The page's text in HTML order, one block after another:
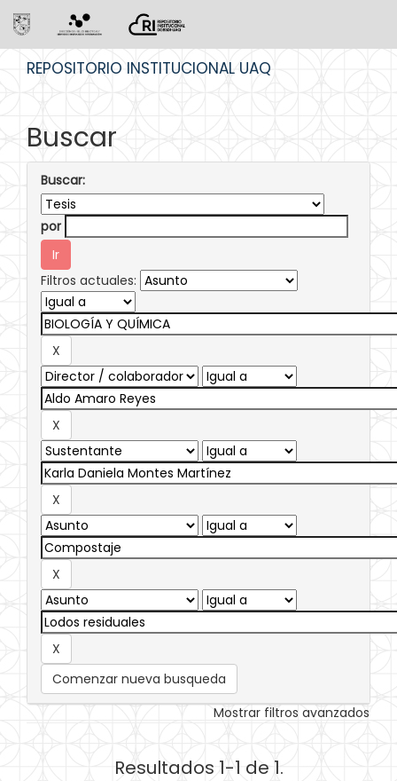
REPOSITORIO INSTITUCIONAL UAQ
Buscar
Buscar:
por
Filtros actuales:
Comenzar nueva busqueda
Mostrar filtros avanzados
Resultados 1-1 de 1.